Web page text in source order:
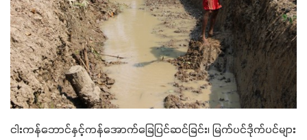
ငါးကန်ဘောင်နှင့်ကန်အောက်ခြေပြင်ဆင်ခြင်း၊ မြက်ပင်ဒိုက်ပင်များ